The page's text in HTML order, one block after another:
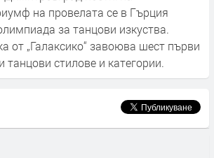
на провелата се в Гърция
за танцови изкуства.
от „Галаксико“ завоюва шест първи
танцови стилове и категории.